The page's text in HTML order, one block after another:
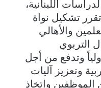
اللبنانية،
تشكيل نواة
والأهالي
التربوي
وتدفع من أجل
وتعزيز آليات
الموظفين واتخاذ